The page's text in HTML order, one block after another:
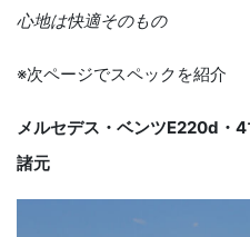
心地は快適そのもの
※次ページでスペックを紹介
メルセデス・ベンツE220d ・ 4
諸元